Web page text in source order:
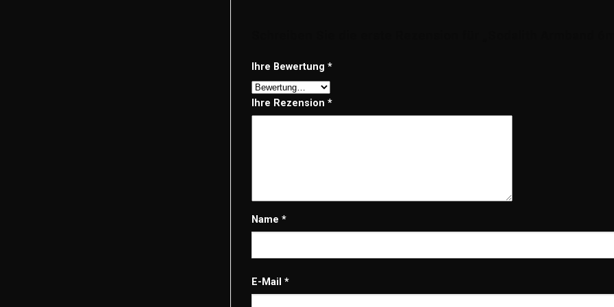
Ihre Bewertung *
Ihre Rezension *
Name *
E-Mail *